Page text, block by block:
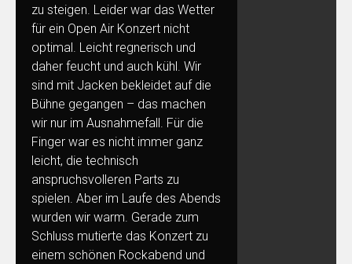
zu steigen. Leider war das Wetter
für ein Open Air Konzert nicht
optimal. Leicht regnerisch und
daher feucht und auch kühl. Wir
sind mit Jacken bekleidet auf die
Bühne gegangen – das machen
wir nur im Ausnahmefall. Für die
Finger war es nicht immer ganz
leicht, die technisch
anspruchsvolleren Parts zu
spielen. Aber im Laufe des Abends
wurden wir warm. Gerade zum
Schluss mutierte das Konzert zu
einem schönen Rockabend und